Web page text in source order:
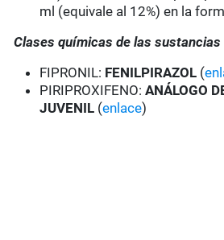
ml (equivale al 12%) en la
Clases químicas de las
FIPRONIL: FENILPIRAZOL (
PIRIPROXIFENO:ANÁLOGO
JUVENIL (enlace)